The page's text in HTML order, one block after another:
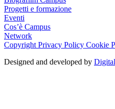
Progetti e formazione
Eventi
Cos’è Campus
Network
Copyright Privacy Policy Cookie
Designed and developed by